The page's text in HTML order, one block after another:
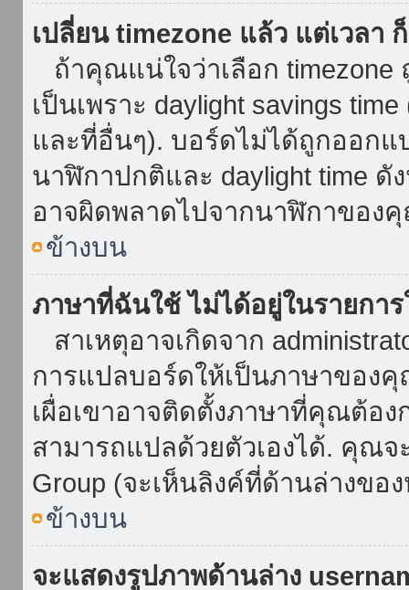
เปลี่ยน timezone แล้ว แต่เวลา
ถ้าคุณแน่ใจว่าเลือก timezone
เป็นเพราะ daylight savings
และที่อื่นๆ). บอร์ดไม่ได้ถูกออกแ
นาฬิกาปกติและ daylight time
อาจผิดพลาดไปจากนาฬิกาของ
ข้างบน
ภาษาที่ฉันใช้ ไม่ได้อยู่ในรายการ
สาเหตุอาจเกิดจาก
การแปลบอร์ดให้เป็นภาษาของ
เผื่อเขาอาจติดตั้งภาษาที่คุณต้อ
สามารถแปลด้วยตัวเองได้. คุณจ
Group (จะเห็นลิงค์ที่ด้านล่างขอ
ข้างบน
จะแสดงรูปภาพด้านล่าง